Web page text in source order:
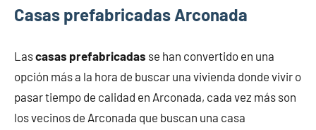
Casas prefabricadas Arconada
Lascasas prefabricadas se han convertido en una
opción más a la hora de buscar una vivienda donde vivir o
pasar tiempo de calidad en Arconada, cada vez más son
los vecinos de Arconada que buscan una casa